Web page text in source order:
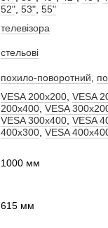
52" 53" 55"
телевізора
стельові
похило-поворотний
VESA 200x200 VESA
200x400 VESA
VESA 300x400 VESA
400x300 VESA
1000 мм
615 мм